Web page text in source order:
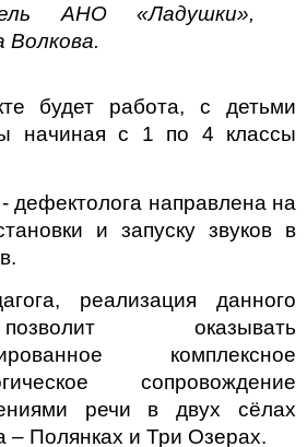
АНО «Ладушки»,
будет работа, с детьми
начиная с 1 по 4 классы
дефектолога направлена на
и запуску звуков в
реализация данного
оказывать
комплексное
сопровождение
речи в двух сёлах
– Полянках и Три Озерах.